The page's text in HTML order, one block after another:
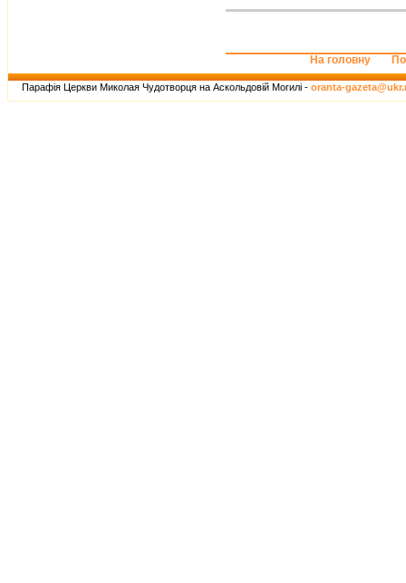
На головну
Парафія Церкви Миколая Чудотворця на Аскольдовій Могилі - oranta-